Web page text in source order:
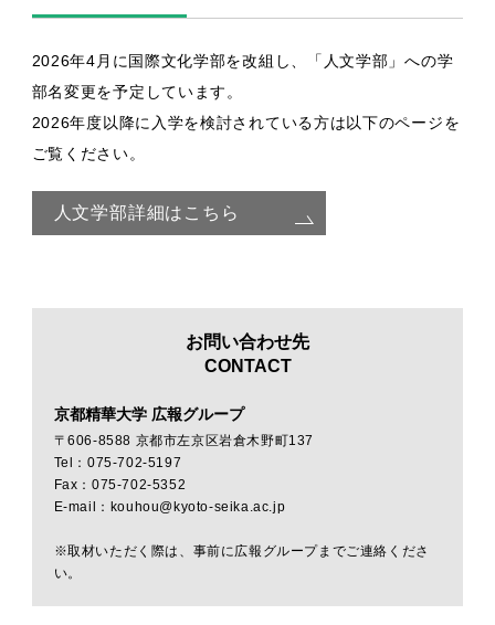
2026年4月に国際文化学部を改組し、「人文学部」への学
部名変更を予定しています。
2026年度以降に入学を検討されている方は以下のページを
ご覧ください。
人文学部詳細はこちら
お問い合わせ先
CONTACT
京都精華大学 広報グループ
〒606-8588 京都市左京区岩倉木野町137
Tel：075-702-5197
Fax：075-702-5352
E-mail：kouhou@kyoto-seika.ac.jp
※取材いただく際は、事前に広報グループまでご連絡くださ
い。